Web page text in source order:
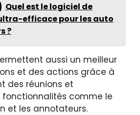
Quel est le logiciel de
efficace pour les auto
?
aussi un meilleur
et des actions grâce à
des réunions et
fonctionnalités comme le
et les annotateurs.